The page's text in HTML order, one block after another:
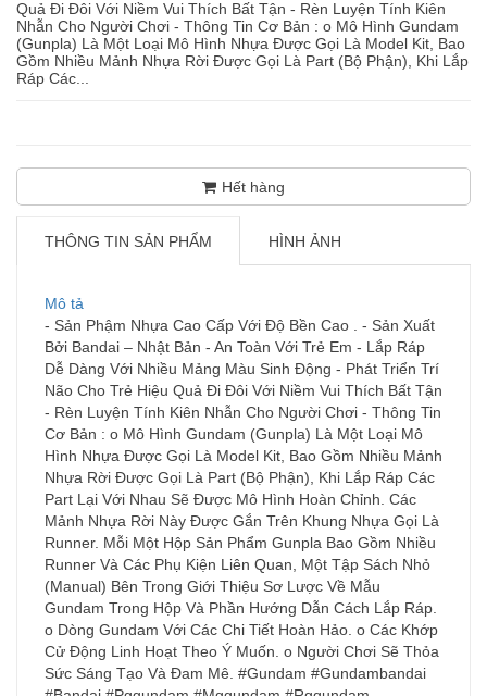
Quả Đi Đôi Với Niềm Vui Thích Bất Tận - Rèn Luyện Tính Kiên
Nhẫn Cho Người Chơi - Thông Tin Cơ Bản : o Mô Hình Gundam
(Gunpla) Là Một Loại Mô Hình Nhựa Được Gọi Là Model Kit, Bao
Gồm Nhiều Mảnh Nhựa Rời Được Gọi Là Part (Bộ Phận), Khi Lắp
Ráp Các...
Hết hàng
THÔNG TIN SẢN PHẨM HÌNH ẢNH
Mô tả
- Sản Phậm Nhựa Cao Cấp Với Độ Bền Cao . - Sản Xuất
Bởi Bandai – Nhật Bản - An Toàn Với Trẻ Em - Lắp Ráp
Dễ Dàng Với Nhiều Mảng Màu Sinh Động - Phát Triển Trí
Não Cho Trẻ Hiệu Quả Đi Đôi Với Niềm Vui Thích Bất Tận
- Rèn Luyện Tính Kiên Nhẫn Cho Người Chơi - Thông Tin
Cơ Bản : o Mô Hình Gundam (Gunpla) Là Một Loại Mô
Hình Nhựa Được Gọi Là Model Kit, Bao Gồm Nhiều Mảnh
Nhựa Rời Được Gọi Là Part (Bộ Phận), Khi Lắp Ráp Các
Part Lại Với Nhau Sẽ Được Mô Hình Hoàn Chỉnh. Các
Mảnh Nhựa Rời Này Được Gắn Trên Khung Nhựa Gọi Là
Runner. Mỗi Một Hộp Sản Phẩm Gunpla Bao Gồm Nhiều
Runner Và Các Phụ Kiện Liên Quan, Một Tập Sách Nhỏ
(Manual) Bên Trong Giới Thiệu Sơ Lược Về Mẫu
Gundam Trong Hộp Và Phần Hướng Dẫn Cách Lắp Ráp.
o Dòng Gundam Với Các Chi Tiết Hoàn Hảo. o Các Khớp
Cử Động Linh Hoạt Theo Ý Muốn. o Người Chơi Sẽ Thỏa
Sức Sáng Tạo Và Đam Mê. #Gundam #Gundambandai